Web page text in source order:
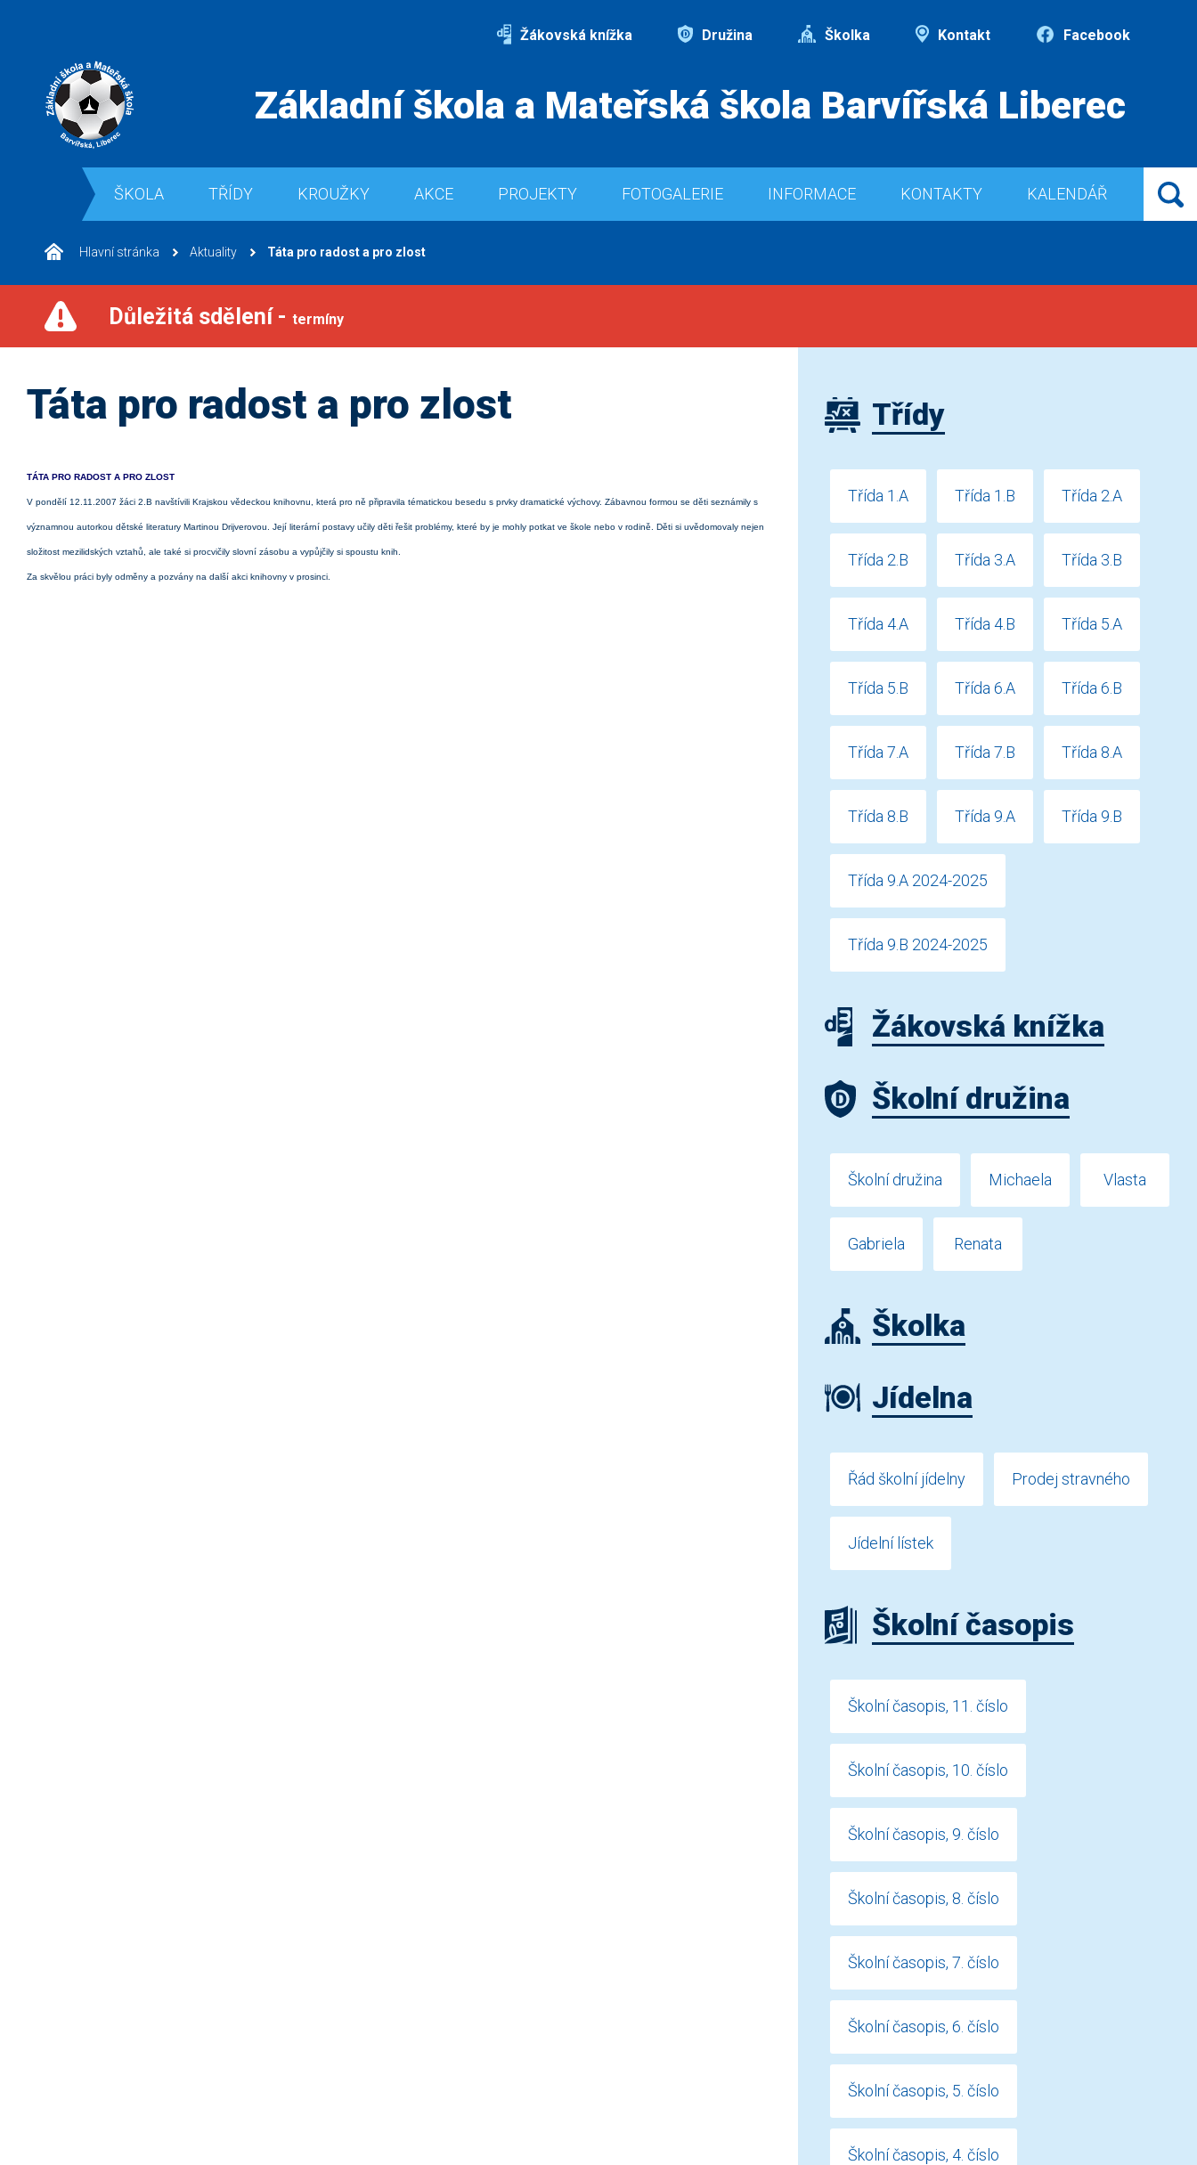
Žákovská knížka Družina Školka Kontakt Facebook
Základní škola a Mateřská škola Barvířská Liberec
ŠKOLA TŘÍDY KROUŽKY AKCE PROJEKTY FOTOGALERIE INFORMACE KONTAKTY KALENDÁŘ
Hlavní stránka Aktuality Táta pro radost a pro zlost
Důležitá sdělení - termíny
Táta pro radost a pro zlost
TÁTA PRO RADOST A PRO ZLOST
V pondělí 12.11.2007 žáci 2.B navštívili Krajskou vědeckou knihovnu, která pro ně připravila tématickou besedu s prvky dramatické výchovy. Zábavnou formou se děti seznámily s
významnou autorkou dětské literatury Martinou Drijverovou. Její literární postavy učily děti řešit problémy, které by je mohly potkat ve škole nebo v rodině. Děti si uvědomovaly nejen
složitost mezilidských vztahů, ale také si procvičily slovní zásobu a vypůjčily si spoustu knih.
Za skvělou práci byly odměny a pozvány na další akci knihovny v prosinci.
Třídy
Třída 1.A Třída 1.B Třída 2.A
Třída 2.B Třída 3.A Třída 3.B
Třída 4.A Třída 4.B Třída 5.A
Třída 5.B Třída 6.A Třída 6.B
Třída 7.A Třída 7.B Třída 8.A
Třída 8.B Třída 9.A Třída 9.B
Třída 9.A 2024-2025
Třída 9.B 2024-2025
Žákovská knížka
Školní družina
Školní družina Michaela Vlasta
Gabriela Renata
Školka
Jídelna
Řád školní jídelny Prodej stravného
Jídelní lístek
Školní časopis
Školní časopis, 11. číslo
Školní časopis, 10. číslo
Školní časopis, 9. číslo
Školní časopis, 8. číslo
Školní časopis, 7. číslo
Školní časopis, 6. číslo
Školní časopis, 5. číslo
Školní časopis, 4. číslo